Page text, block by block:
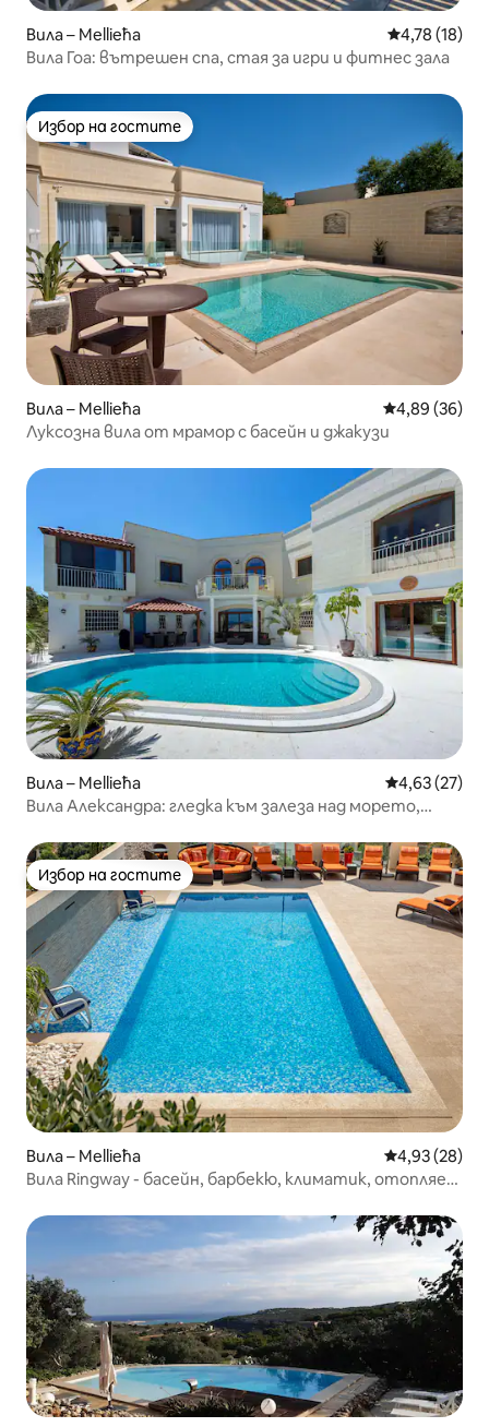
Вила – Mellieħa Средна
4,78 (18)
Вила Гоа: вътрешен спа, стая за игри и фитнес зала
Избор на гостите
Избор на гостите
Вила – Mellieħa Средна
4,89 (36)
Луксозна вила от мрамор с басейн и джакузи
Вила – Mellieħa Средна
4,63 (27)
Вила Александра: гледка към залеза над морето,
Избор на гостите
Избор на гостите
Вила – Mellieħa Средна
4,93 (28)
Вила Ringway - басейн, барбекю, климатик, отопляем